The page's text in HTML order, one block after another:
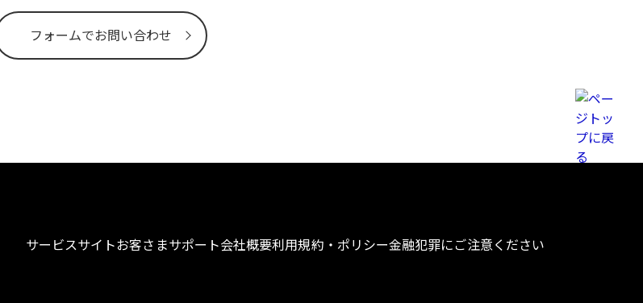
フォームでお問い合わせ
サービスサイトお客さまサポート会社概要利用規約・ポリシー金融犯罪にご注意ください